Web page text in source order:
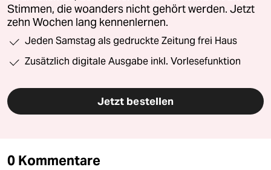
Stimmen, die woanders nicht gehört werden. Jetzt
zehn Wochen lang kennenlernen.
Jeden Samstag als gedruckte Zeitung frei Haus
Zusätzlich digitale Ausgabe inkl. Vorlesefunktion
Jetzt bestellen
0 Kommentare